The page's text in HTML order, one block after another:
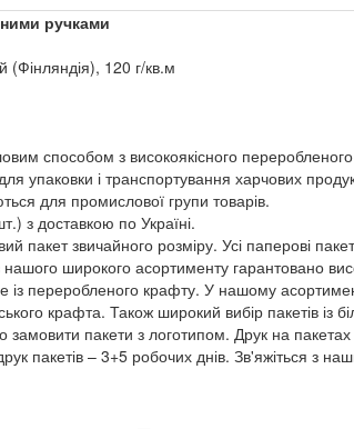
ручками
120 г/кв.м
способом з високоякісного
упаковки і транспортування харчових
для промислової групи товарів.
з доставкою по Україні.
пакет звичайного розміру. Усі паперові
нашого широкого асортименту гарантовано
переробленого крафту. У нашому
крафта. Також широкий вибір пакетів із
замовити пакети з логотипом. Друк на
пакетів – 3+5 робочих днів. Зв'яжіться з